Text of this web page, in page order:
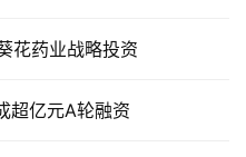
花药业战略投资
超亿元A轮融资